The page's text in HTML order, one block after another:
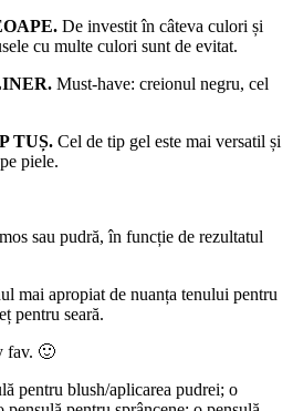
De investit în câteva culori și
cu multe culori sunt de evitat.
Must-have: creionul negru, cel
TUȘ. Cel de tip gel este mai versatil și
piele.
sau pudră, în funcție de rezultatul
mai apropiat de nuanța tenului pentru
pentru seară.
fav. 🙂
pentru blush/aplicarea pudrei; o